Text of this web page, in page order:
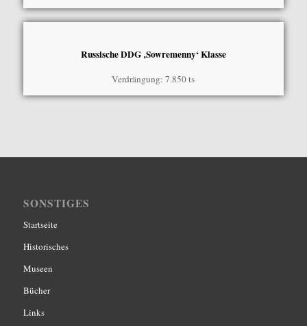
Russische DDG ‚Sowremenny‘ Klasse
Verdrängung: 7.850 ts
SONSTIGES
Startseite
Historisches
Museen
Bücher
Links